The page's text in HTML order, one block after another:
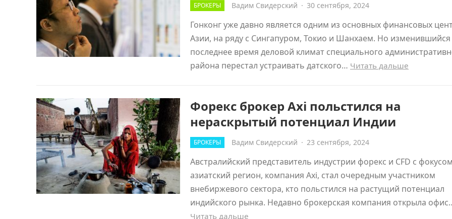
БРОКЕРЫ Вадим Свидерский · 30 сентября, 2024
Гонконг уже давно является одним из основных финансовых
Азии, на ряду с Сингапуром, Токио и Шанхаем. Но изменившийся
последнее время деловой климат специального
района перестал устраивать датского… Читать дальше
Форекс брокер Axi польстился на
нераскрытый потенциал Индии
БРОКЕРЫ Вадим Свидерский · 23 сентября, 2024
Австралийский представитель индустрии форекс и CFD с
азиатский регион, компания Axi, стал очередным участником
внебиржевого сектора, кто польстился на растущий потенциал
индийского рынка. Недавно брокерская компания открыла
Читать дальше